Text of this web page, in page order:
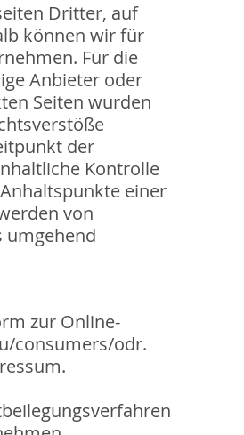
Dritter, auf
können wir für
Für die
Anbieter oder
Seiten wurden
der
Kontrolle
einer
von
umgehend
zur Online-
consumers/odr.